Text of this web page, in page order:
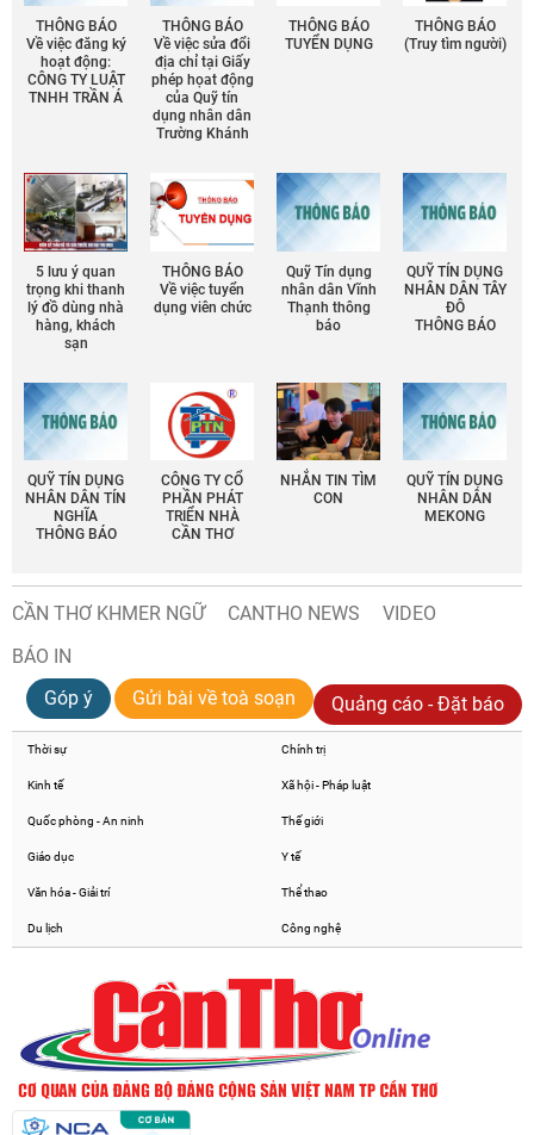
THÔNG BÁO
Về việc đăng ký
hoạt động:
CÔNG TY LUẬT
TNHH TRẦN Á
THÔNG BÁO
Về việc sửa đổi
địa chỉ tại Giấy
phép họat động
của Quỹ tín
dụng nhân dân
Trường Khánh
THÔNG BÁO
TUYỂN DỤNG
THÔNG BÁO
(Truy tìm người)
5 lưu ý quan
trọng khi thanh
lý đồ dùng nhà
hàng, khách
sạn
THÔNG BÁO
Về việc tuyển
dụng viên chức
Quỹ Tín dụng
nhân dân Vĩnh
Thạnh thông
báo
QUỸ TÍN DỤNG
NHÂN DÂN TÂY
ĐÔ
THÔNG BÁO
QUỸ TÍN DỤNG
NHÂN DÂN TÍN
NGHĨA
THÔNG BÁO
CÔNG TY CỔ
PHẦN PHÁT
TRIỂN NHÀ
CẦN THƠ
NHẮN TIN TÌM
CON
QUỸ TÍN DỤNG
NHÂN DÂN
MEKONG
CẦN THƠ KHMER NGỮ CANTHO NEWS
VIDEO
BÁO IN
Góp ý
Gửi bài về toà soạn Quảng cáo - Đặt báo
Thời sự Chính trị
Kinh tế Xã hội - Pháp luật
Quốc phòng - An ninh Thế giới
Giáo dục Y tế
Văn hóa - Giải trí Thể thao
Du lịch Công nghệ